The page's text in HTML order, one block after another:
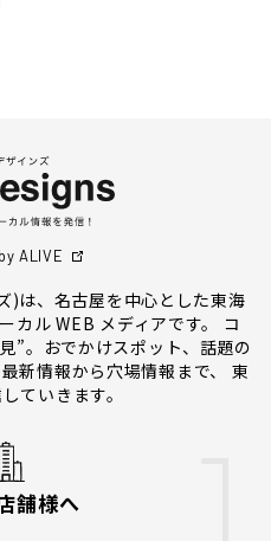
ALIVE
は、名古屋を中心とした東海
カル WEB メディアです。 コ
”。おでかけスポット、話題の
新情報から穴場情報まで、 東
ていきます。
舗様へ